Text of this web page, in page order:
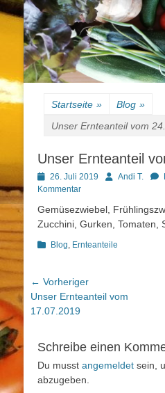
Startseite » Blog »
Unser Ernteanteil vom
Unser Ernteanteil
Posted
on
26. Juli 2019 AutorAndi T.
Kommentar
Gemüsezwiebel,
Zucchini, Gurken, Tomaten,
Kategorien
Blog Ernteanteile
Beitragsnavigation
← Vorheriger
Vorheriger
Beitrag:
Unser Ernteanteil vom
17.07.2019
Schreibe einen
Du musst angemeldet sein,
abzugeben.